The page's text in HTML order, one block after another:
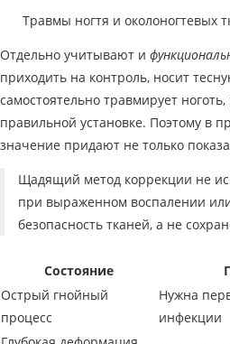
Травмы ногтя и околоногтевых
Отдельно учитывают и
приходить на контроль, носит
самостоятельно травмирует
правильной установке. Поэтому в
значение придают не только
Щадящий метод коррекции не
при выраженном воспалении
безопасность тканей, а не
Состояние
Острый гнойный
процесс
Нужна
инфекции